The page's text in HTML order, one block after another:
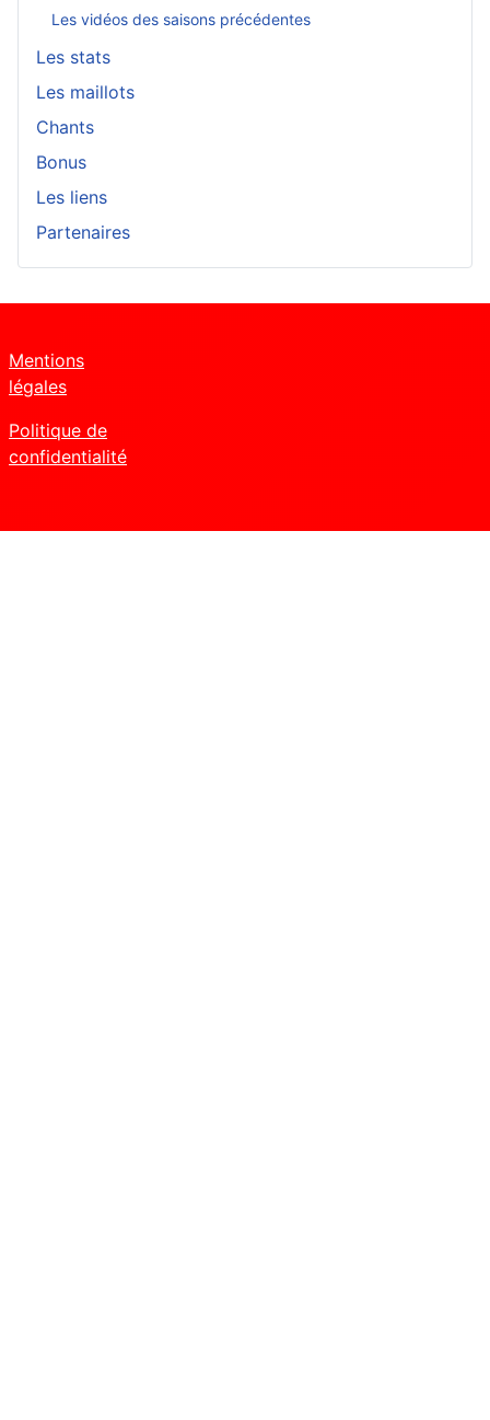
Les vidéos des saisons précédentes
Les stats
Les maillots
Chants
Bonus
Les liens
Partenaires
Mentions
légales
Politique de
confidentialité